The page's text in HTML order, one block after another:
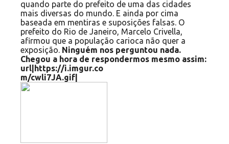
quando parte do prefeito de uma das cidades
mais diversas do mundo. E ainda por cima
baseada em mentiras e suposições falsas. O
prefeito do Rio de Janeiro, Marcelo Crivella,
afirmou que a população carioca não quer a
exposição. Ninguém nos perguntou nada.
Chegou a hora de respondermos mesmo assim: